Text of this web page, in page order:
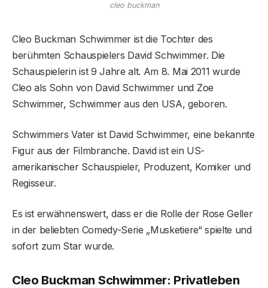
cleo buckman
Cleo Buckman Schwimmer ist die Tochter des
berühmten Schauspielers David Schwimmer. Die
Schauspielerin ist 9 Jahre alt. Am 8. Mai 2011 wurde
Cleo als Sohn von David Schwimmer und Zoe
Schwimmer, Schwimmer aus den USA, geboren.
Schwimmers Vater ist David Schwimmer, eine bekannte
Figur aus der Filmbranche. David ist ein US-
amerikanischer Schauspieler, Produzent, Komiker und
Regisseur.
Es ist erwähnenswert, dass er die Rolle der Rose Geller
in der beliebten Comedy-Serie „Musketiere“ spielte und
sofort zum Star wurde.
Cleo Buckman Schwimmer: Privatleben